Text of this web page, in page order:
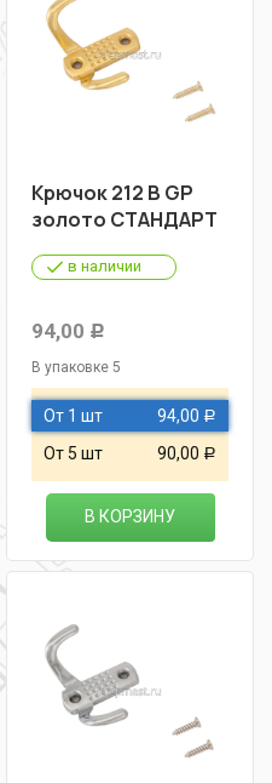
Крючок 212 В GР
золото СТАНДАРТ
в наличии
94,00 Р
В упаковке 5
От 1 шт 94,00 Р
От 5 шт 90,00 Р
В КОРЗИНУ